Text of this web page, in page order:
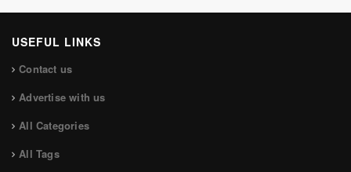
USEFUL LINKS
Contact us
Advertise with us
All Categories
All Tags